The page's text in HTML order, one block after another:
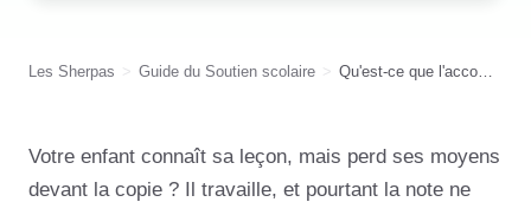
Les Sherpas Guide du Soutien scolaire Qu'est-ce que l'accompagnement socio-émotionnel en soutien scolaire ?
Votre enfant connaît sa leçon, mais perd ses moyens
devant la copie ? Il travaille, et pourtant la note ne